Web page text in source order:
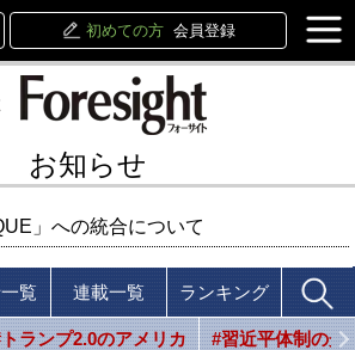
初めての方 会員登録
お知らせ
」への統合について
覧 連載一覧 ランキング
ランプ2.0のアメリカ #習近平体制の光